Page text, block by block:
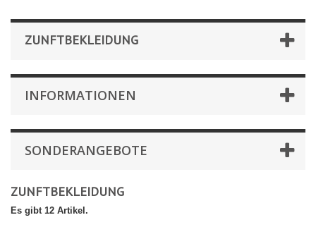
ZUNFTBEKLEIDUNG
INFORMATIONEN
SONDERANGEBOTE
ZUNFTBEKLEIDUNG
Es gibt 12 Artikel.